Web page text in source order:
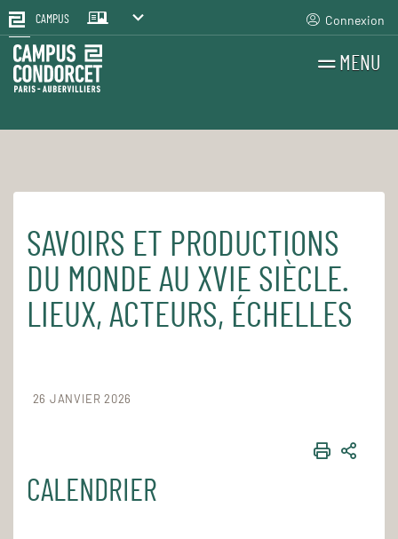
CAMPUS Connexion
MENU
Accueil Pour le quotidien Les cours et séminaires
SAVOIRS ET PRODUCTIONS
DU MONDE AU XVIE SIÈCLE.
LIEUX, ACTEURS, ÉCHELLES
26 JANVIER 2026
CALENDRIER